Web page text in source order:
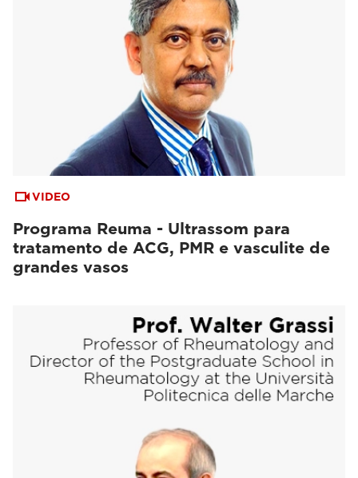
VIDEO
Programa Reuma - Ultrassom para
tratamento de ACG, PMR e vasculite de
grandes vasos